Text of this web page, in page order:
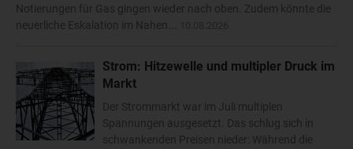
Notierungen für Gas gingen wieder nach oben. Zudem könnte die
neuerliche Eskalation im Nahen...
Strom: Hitzewelle und multipler Druck im
Markt
Der Strommarkt war im Juli multiplen
Spannungen ausgesetzt. Das schlug sich in
schwankenden Preisen nieder: Während die